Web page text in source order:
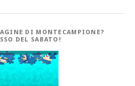
DI MONTECAMPIONE?
DEL SABATO!